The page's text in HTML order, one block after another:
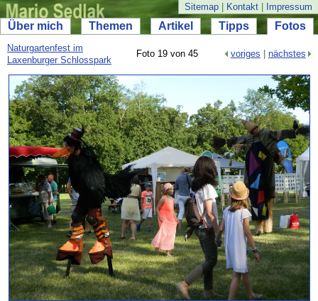
Sitemap Kontakt Impressum
Über mich Themen Artikel Tipps Fotos
Naturgartenfest im
Laxenburger Schlosspark
Foto 19 von 45 voriges nächstes